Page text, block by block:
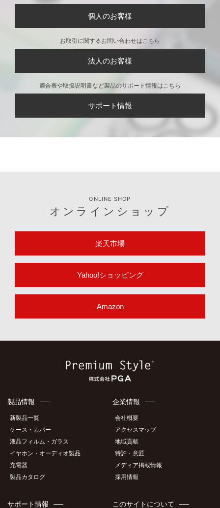
個人のお客様
お取引に関するお問い合わせはこちら
法人のお客様
適合表や取扱説明書など製品のサポート情報はこちら
サポート情報
ONLINE SHOP
オンラインショップ
楽天市場
Yahoo!ショッピング
Amazon
製品情報
新製品一覧
ケース・カバー
液晶フィルム・ガラス
イヤホン・オーディオ製品
充電器
製品カタログ
企業情報
会社概要
アクセスマップ
地域貢献
特許・意匠
メディア掲載情報
採用情報
サポート情報 このサイトについて